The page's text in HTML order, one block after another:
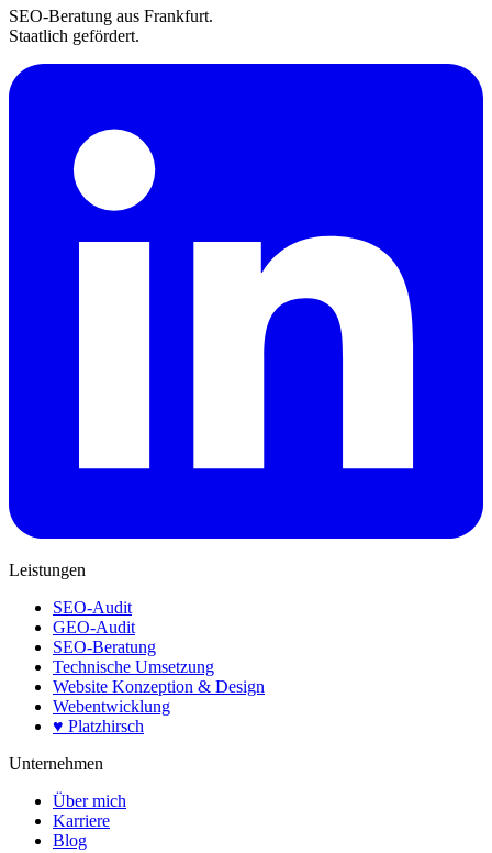
SEO-Beratung aus Frankfurt.
Staatlich gefördert.
Leistungen
SEO-Audit
GEO-Audit
SEO-Beratung
Technische Umsetzung
Website Konzeption & Design
Webentwicklung
♥ Platzhirsch
Unternehmen
Über mich
Karriere
Blog